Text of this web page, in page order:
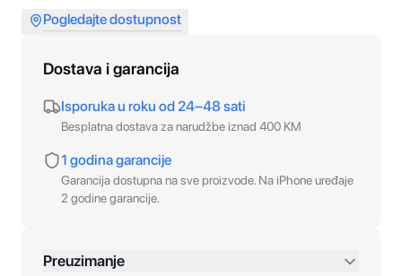
Pogledajte dostupnost
Dostava i garancija
Isporuka u roku od 24–48 sati
Besplatna dostava za narudžbe iznad 400 KM
1 godina garancije
Garancija dostupna na sve proizvode. Na iPhone uređaje
2 godine garancije.
Preuzimanje